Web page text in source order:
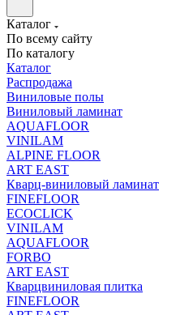
Каталог
По всему сайту
По каталогу
Каталог
Распродажа
Виниловые полы
Виниловый ламинат
AQUAFLOOR
VINILAM
ALPINE FLOOR
ART EAST
Кварц-виниловый ламинат
FINEFLOOR
ECOCLICK
VINILAM
AQUAFLOOR
FORBO
ART EAST
Кварцвиниловая плитка
FINEFLOOR